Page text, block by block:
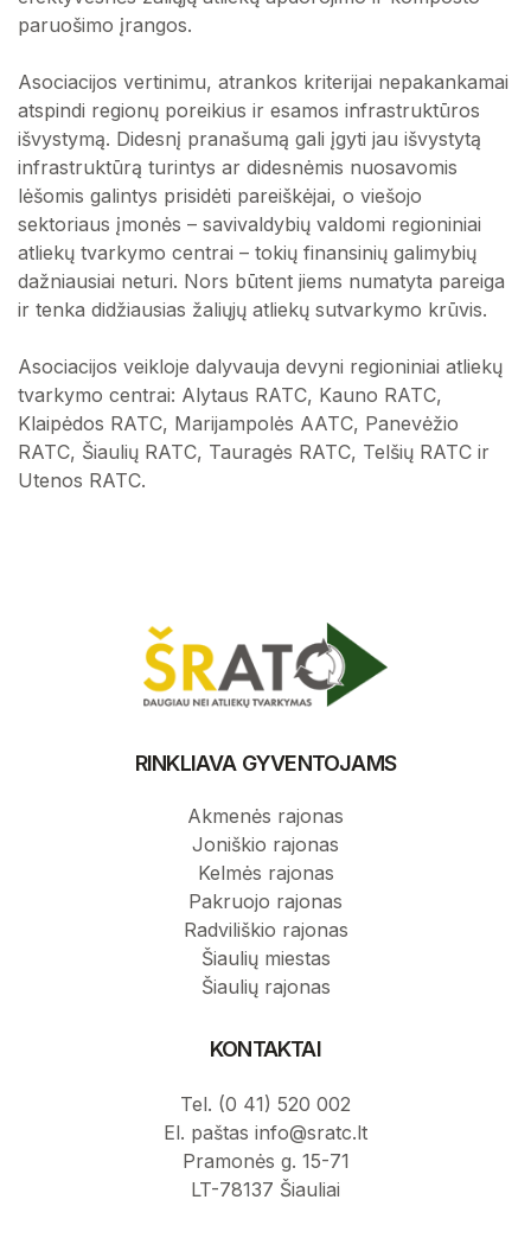
paruošimo įrangos.
Asociacijos vertinimu, atrankos kriterijai nepakankamai
atspindi regionų poreikius ir esamos infrastruktūros
išvystymą. Didesnį pranašumą gali įgyti jau išvystytą
infrastruktūrą turintys ar didesnėmis nuosavomis
lėšomis galintys prisidėti pareiškėjai, o viešojo
sektoriaus įmonės – savivaldybių valdomi regioniniai
atliekų tvarkymo centrai – tokių finansinių galimybių
dažniausiai neturi. Nors būtent jiems numatyta pareiga
ir tenka didžiausias žaliųjų atliekų sutvarkymo krūvis.
Asociacijos veikloje dalyvauja devyni regioniniai atliekų
tvarkymo centrai: Alytaus RATC, Kauno RATC,
Klaipėdos RATC, Marijampolės AATC, Panevėžio
RATC, Šiaulių RATC, Tauragės RATC, Telšių RATC ir
Utenos RATC.
RINKLIAVA GYVENTOJAMS
Akmenės rajonas
Joniškio rajonas
Kelmės rajonas
Pakruojo rajonas
Radviliškio rajonas
Šiaulių miestas
Šiaulių rajonas
KONTAKTAI
Tel. (0 41) 520 002
El. paštas info@sratc.lt
Pramonės g. 15-71
LT-78137 Šiauliai